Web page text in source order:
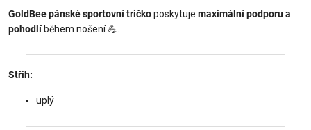
GoldBee pánské sportovní tričkoposkytuje maximální podporu a
pohodlíběhem nošení 💪.
Střih:
uplý